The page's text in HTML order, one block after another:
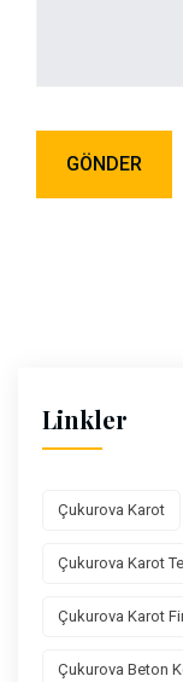
Linkler
Çukurova Karot
Çukurova Karot
Çukurova Karot
Çukurova Beton